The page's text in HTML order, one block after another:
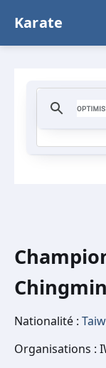
Karate
Chingmin
Nationalité :
Organisations :